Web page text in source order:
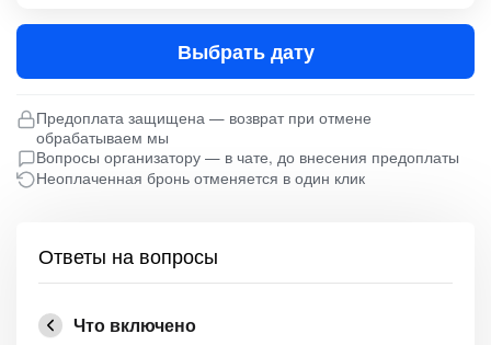
Выбрать дату
Предоплата защищена — возврат при отмене
обрабатываем мы
Вопросы организатору — в чате, до внесения предоплаты
Неоплаченная бронь отменяется в один клик
Ответы на вопросы
Что включено